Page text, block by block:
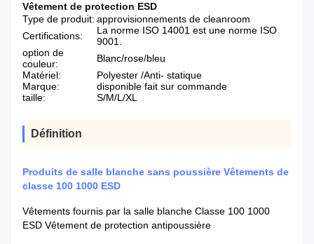
Vêtement de protection ESD
Type de produit: approvisionnements de cleanroom
Certifications:
La norme ISO 14001 est une norme ISO
9001.
option de
couleur:
Blanc/rose/bleu
Matériel:
Polyester /Anti- statique
Marque:
disponible fait sur commande
taille:
S/M/L/XL
Définition
Produits de salle blanche sans poussière Vêtements de
classe 100 1000 ESD
Vêtements fournis par la salle blanche Classe 100 1000
ESD Vêtement de protection antipoussière